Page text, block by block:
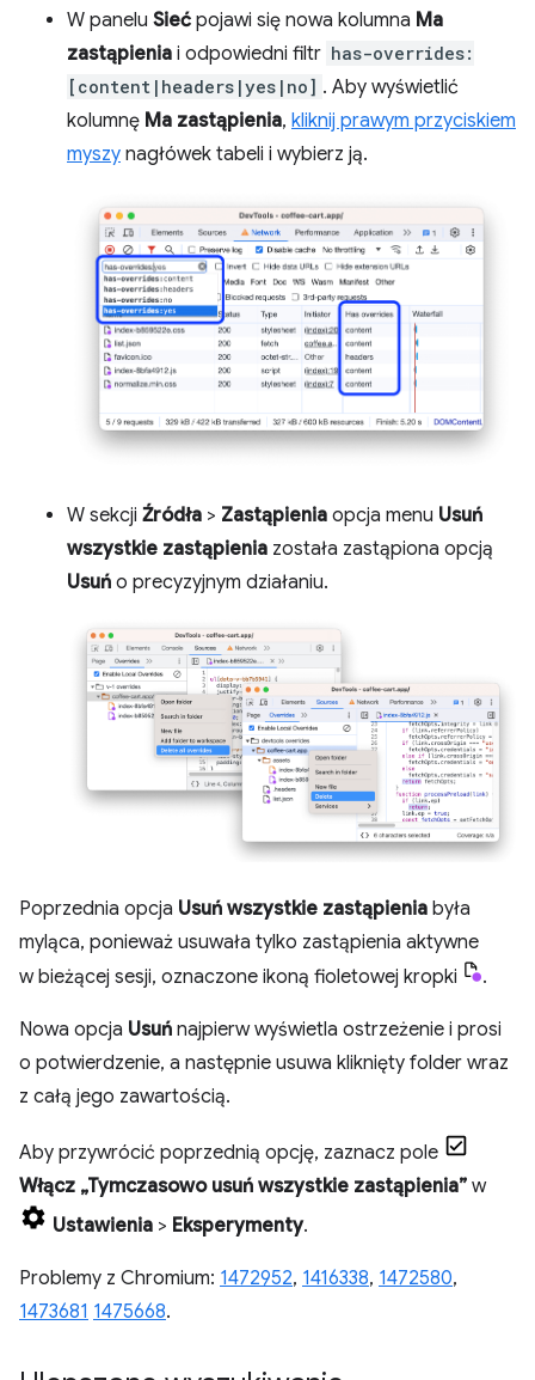
W panelu Sieć pojawi się nowa kolumna Ma
zastąpienia i odpowiedni filtr has-overrides:
[content|headers|yes|no] . Aby wyświetlić
kolumnę Ma zastąpienia, kliknij prawym przyciskiem
myszy nagłówek tabeli i wybierz ją.
W sekcji Źródła > Zastąpienia opcja menu Usuń
wszystkie zastąpienia została zastąpiona opcją
Usuń o precyzyjnym działaniu.
Poprzednia opcja Usuń wszystkie zastąpienia była
myląca, ponieważ usuwała tylko zastąpienia aktywne
w bieżącej sesji, oznaczone ikoną fioletowej kropki
.
Nowa opcja Usuń najpierw wyświetla ostrzeżenie i prosi
o potwierdzenie, a następnie usuwa kliknięty folder wraz
z całą jego zawartością.
Aby przywrócić poprzednią opcję, zaznacz pole
Włącz „Tymczasowo usuń wszystkie zastąpienia” w
Ustawienia > Eksperymenty.
Problemy z Chromium: 1472952, 1416338, 1472580,
1473681 1475668.